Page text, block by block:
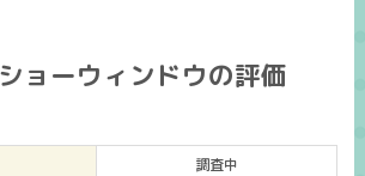
ョーウィンドウの評価
調査中